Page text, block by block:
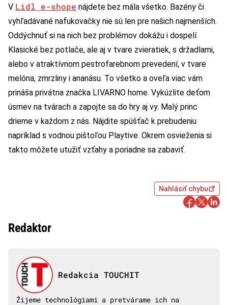
V Lidl e-shope nájdete bez mála všetko. Bazény či
vyhľadávané nafukovačky nie sú len pre našich najmenších.
Oddýchnuť si na nich bez problémov dokážu i dospelí.
Klasické bez potlače, ale aj v tvare zvieratiek, s držadlami,
alebo v atraktívnom pestrofarebnom prevedení, v tvare
melóna, zmrzliny i ananásu. To všetko a oveľa viac vám
prináša privátna značka LIVARNO home. Vykúzlite deťom
úsmev na tvárach a zapojte sa do hry aj vy. Malý princ
drieme v každom z nás. Nájdite spúšťač k prebudeniu
napríklad s vodnou pištoľou Playtive. Okrem osvieženia si
takto môžete utužiť vzťahy a poriadne sa zabaviť.
Nahlásiť chybu
Redaktor
Redakcia TOUCHIT
Žijeme technológiami a pretvárame ich na